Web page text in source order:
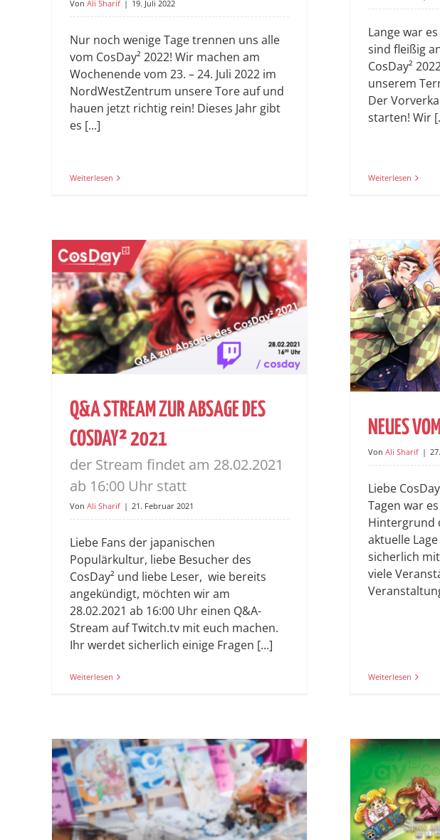
Von Ali Sharif | 19. Juli 2022
Nur noch wenige Tage trennen uns alle
vom CosDay² 2022! Wir machen am
Wochenende vom 23. – 24. Juli 2022 im
NordWestZentrum unsere Tore auf und
hauen jetzt richtig rein! Dieses Jahr gibt
es [...]
Weiterlesen
Lange war
sind fleißig
CosDay²
unserem
Der
starten! Wir
Weiterlesen
Q&A STREAM ZUR ABSAGE DES
COSDAY² 2021
der Stream findet am 28.02.2021
ab 16:00 Uhr statt
Von Ali Sharif | 21. Februar 2021
Liebe Fans der japanischen
Populärkultur, liebe Besucher des
CosDay² und liebe Leser, wie bereits
angekündigt, möchten wir am
28.02.2021 ab 16:00 Uhr einen Q&A-
Stream auf Twitch.tv mit euch machen.
Ihr werdet sicherlich einige Fragen [...]
Weiterlesen
NEUES
Von Ali Sharif |
Liebe
Tagen war
Hintergrund
aktuelle
sicherlich
viele
Weiterlesen